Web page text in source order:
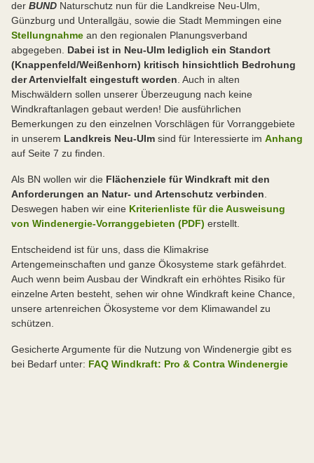
der BUND Naturschutz nun für die Landkreise Neu-Ulm,
Günzburg und Unterallgäu, sowie die Stadt Memmingen eine
Stellungnahme an den regionalen Planungsverband
abgegeben. Dabei ist in Neu-Ulm lediglich ein Standort
(Knappenfeld/Weißenhorn) kritisch hinsichtlich Bedrohung
der Artenvielfalt eingestuft worden. Auch in alten
Mischwäldern sollen unserer Überzeugung nach keine
Windkraftanlagen gebaut werden! Die ausführlichen
Bemerkungen zu den einzelnen Vorschlägen für Vorranggebiete
in unserem Landkreis Neu-Ulm sind für Interessierte im Anhang
auf Seite 7 zu finden.
Als BN wollen wir die Flächenziele für Windkraft mit den
Anforderungen an Natur- und Artenschutz verbinden.
Deswegen haben wir eine Kriterienliste für die Ausweisung
von Windenergie-Vorranggebieten (PDF) erstellt.
Entscheidend ist für uns, dass die Klimakrise
Artengemeinschaften und ganze Ökosysteme stark gefährdet.
Auch wenn beim Ausbau der Windkraft ein erhöhtes Risiko für
einzelne Arten besteht, sehen wir ohne Windkraft keine Chance,
unsere artenreichen Ökosysteme vor dem Klimawandel zu
schützen.
Gesicherte Argumente für die Nutzung von Windenergie gibt es
bei Bedarf unter: FAQ Windkraft: Pro & Contra Windenergie